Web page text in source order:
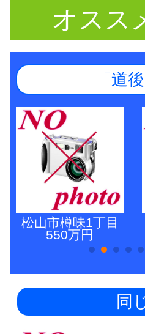
オスス
「道
松山市樽味1丁目
550万円
同